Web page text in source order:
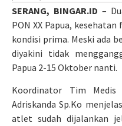
SERANG, BINGAR.ID –
PON XX Papua,
kondisi prima. Meski ada
diyakini tidak
Papua 2-15 Oktober nanti.
Koordinator Tim
Adriskanda Sp.Ko
atlet sudah dijalankan